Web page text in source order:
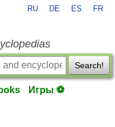
RU DE ES FR
Search!
Игры ⚽